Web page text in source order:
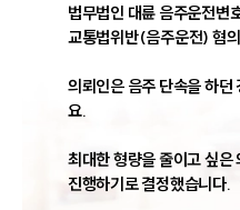
법무법인 대륜 음주운전변
교통법위반(음주운전) 혐
의뢰인은 음주 단속을 하던
요.
최대한 형량을 줄이고 싶은
진행하기로 결정했습니다.